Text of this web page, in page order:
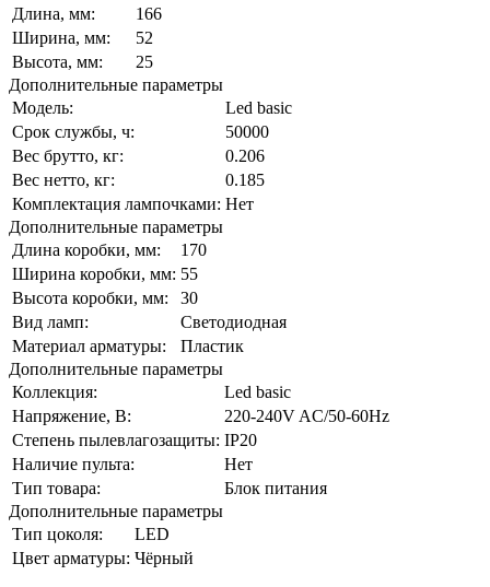
Длина, мм:
166
Ширина, мм:
52
Высота, мм:
25
Дополнительные параметры
Модель:
Led basic
Срок службы, ч:
50000
Вес брутто, кг:
0.206
Вес нетто, кг:
0.185
Комплектация лампочками: Нет
Дополнительные параметры
Длина коробки, мм:
170
Ширина коробки, мм: 55
Высота коробки, мм:
30
Вид ламп:
Светодиодная
Материал арматуры:
Пластик
Дополнительные параметры
Коллекция:
Led basic
Напряжение, В:
220-240V AC/50-60Hz
Степень пылевлагозащиты: IP20
Наличие пульта:
Нет
Тип товара:
Блок питания
Дополнительные параметры
Тип цоколя:
LED
Цвет арматуры: Чёрный